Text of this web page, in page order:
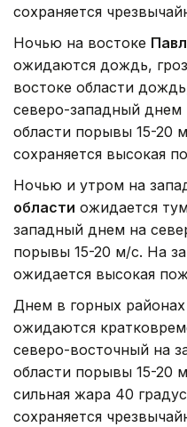
сохраняется
Ночью на востоке
ожидаются дождь,
востоке области
северо-западный днем
области порывы 15-20
сохраняется высокая
Ночью и утром на
области ожидается
западный днем на
порывы 15-20 м/с. На
ожидается высокая
Днем в горных районах
ожидаются
северо-восточный на
области порывы 15-20
сильная жара 40
сохраняется